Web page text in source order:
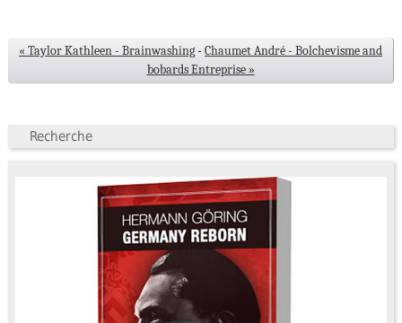
« Taylor Kathleen - Brainwashing- Chaumet André - Bolchevisme and
bobards Entreprise »
Recherche